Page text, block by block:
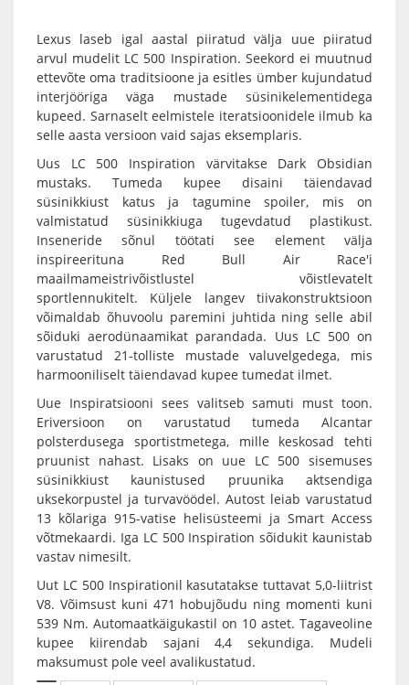
Lexus laseb igal aastal piiratud välja uue piiratud
arvul mudelit LC 500 Inspiration. Seekord ei muutnud
ettevõte oma traditsioone ja esitles ümber kujundatud
interjööriga väga mustade süsinikelementidega
kupeed. Sarnaselt eelmistele iteratsioonidele ilmub ka
selle aasta versioon vaid sajas eksemplaris.
Uus LC 500 Inspiration värvitakse Dark Obsidian
mustaks. Tumeda kupee disaini täiendavad
süsinikkiust katus ja tagumine spoiler, mis on
valmistatud süsinikkiuga tugevdatud plastikust.
Inseneride sõnul töötati see element välja
inspireerituna Red Bull Air Race'i
maailmameistrivõistlustel võistlevatelt
sportlennukitelt. Küljele langev tiivakonstruktsioon
võimaldab õhuvoolu paremini juhtida ning selle abil
sõiduki aerodünaamikat parandada. Uus LC 500 on
varustatud 21-tolliste mustade valuvelgedega, mis
harmooniliselt täiendavad kupee tumedat ilmet.
Uue Inspiratsiooni sees valitseb samuti must toon.
Eriversioon on varustatud tumeda Alcantar
polsterdusega sportistmetega, mille keskosad tehti
pruunist nahast. Lisaks on uue LC 500 sisemuses
süsinikkiust kaunistused pruunika aktsendiga
uksekorpustel ja turvavöödel. Autost leiab varustatud
13 kõlariga 915-vatise helisüsteemi ja Smart Access
võtmekaardi. Iga LC 500 Inspiration sõidukit kaunistab
vastav nimesilt.
Uut LC 500 Inspirationil kasutatakse tuttavat 5,0-liitrist
V8. Võimsust kuni 471 hobujõudu ning momenti kuni
539 Nm. Automaatkäigukastil on 10 astet. Tagaveoline
kupee kiirendab sajani 4,4 sekundiga. Mudeli
maksumust pole veel avalikustatud.